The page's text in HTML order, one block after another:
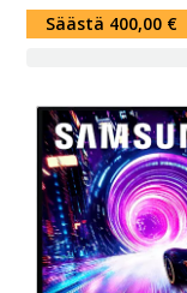
Säästä 400,00 €